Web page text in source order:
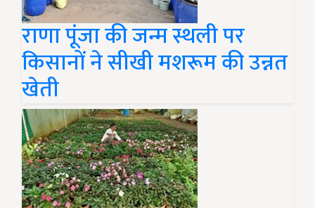
राणा पूंजा की जन्म स्थली पर
किसानों ने सीखी मशरूम की उन्नत
खेती